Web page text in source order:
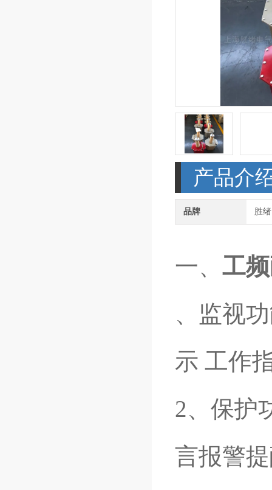
产品介
品牌 胜
一、 工
、监视
示 工作
2、保护
言报警